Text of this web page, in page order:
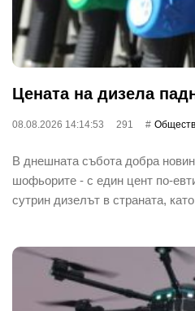
Цената на дизела
08.08.2026 14:14:53 291
В днешната събота добра
шофьорите - с един цент по-
сутрин дизелът в страната,